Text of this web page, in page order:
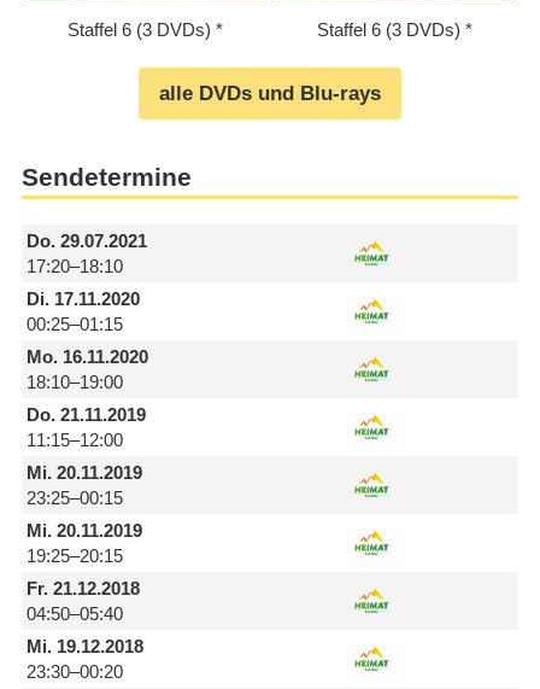
Staffel 6 (3 DVDs) Staffel 6 (3 DVDs)
alle DVDs und Blu-rays
Sendetermine
Do.29.07.2021
17:20–18:10
Di.17.11.2020
00:25–01:15
Mo.16.11.2020
18:10–19:00
Do.21.11.2019
11:15–12:00
Mi.20.11.2019
23:25–00:15
Mi.20.11.2019
19:25–20:15
Fr.21.12.2018
04:50–05:40
Mi.19.12.2018
23:30–00:20